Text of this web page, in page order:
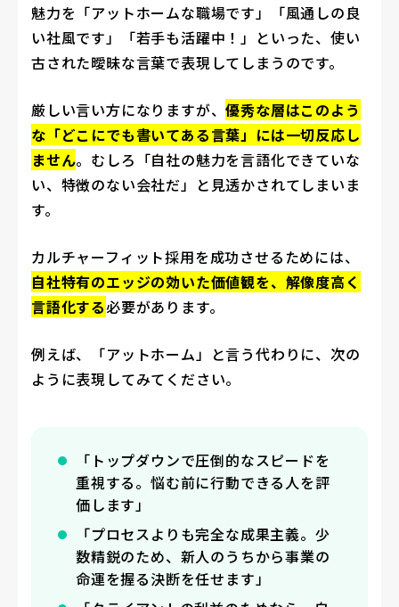
魅力を「アットホームな職場です」「風通しの良
い社風です」「若手も活躍中！」といった、使い
古された曖昧な言葉で表現してしまうのです。
厳しい言い方になりますが、優秀な層はこのよう
な「どこにでも書いてある言葉」には一切反応し
ません。むしろ「自社の魅力を言語化できていな
い、特徴のない会社だ」と見透かされてしまいま
す。
カルチャーフィット採用を成功させるためには、
自社特有のエッジの効いた価値観を、解像度高く
言語化する必要があります。
例えば、「アットホーム」と言う代わりに、次の
ように表現してみてください。
「トップダウンで圧倒的なスピードを
重視する。悩む前に行動できる人を評
価します」
「プロセスよりも完全な成果主義。少
数精鋭のため、新人のうちから事業の
命運を握る決断を任せます」